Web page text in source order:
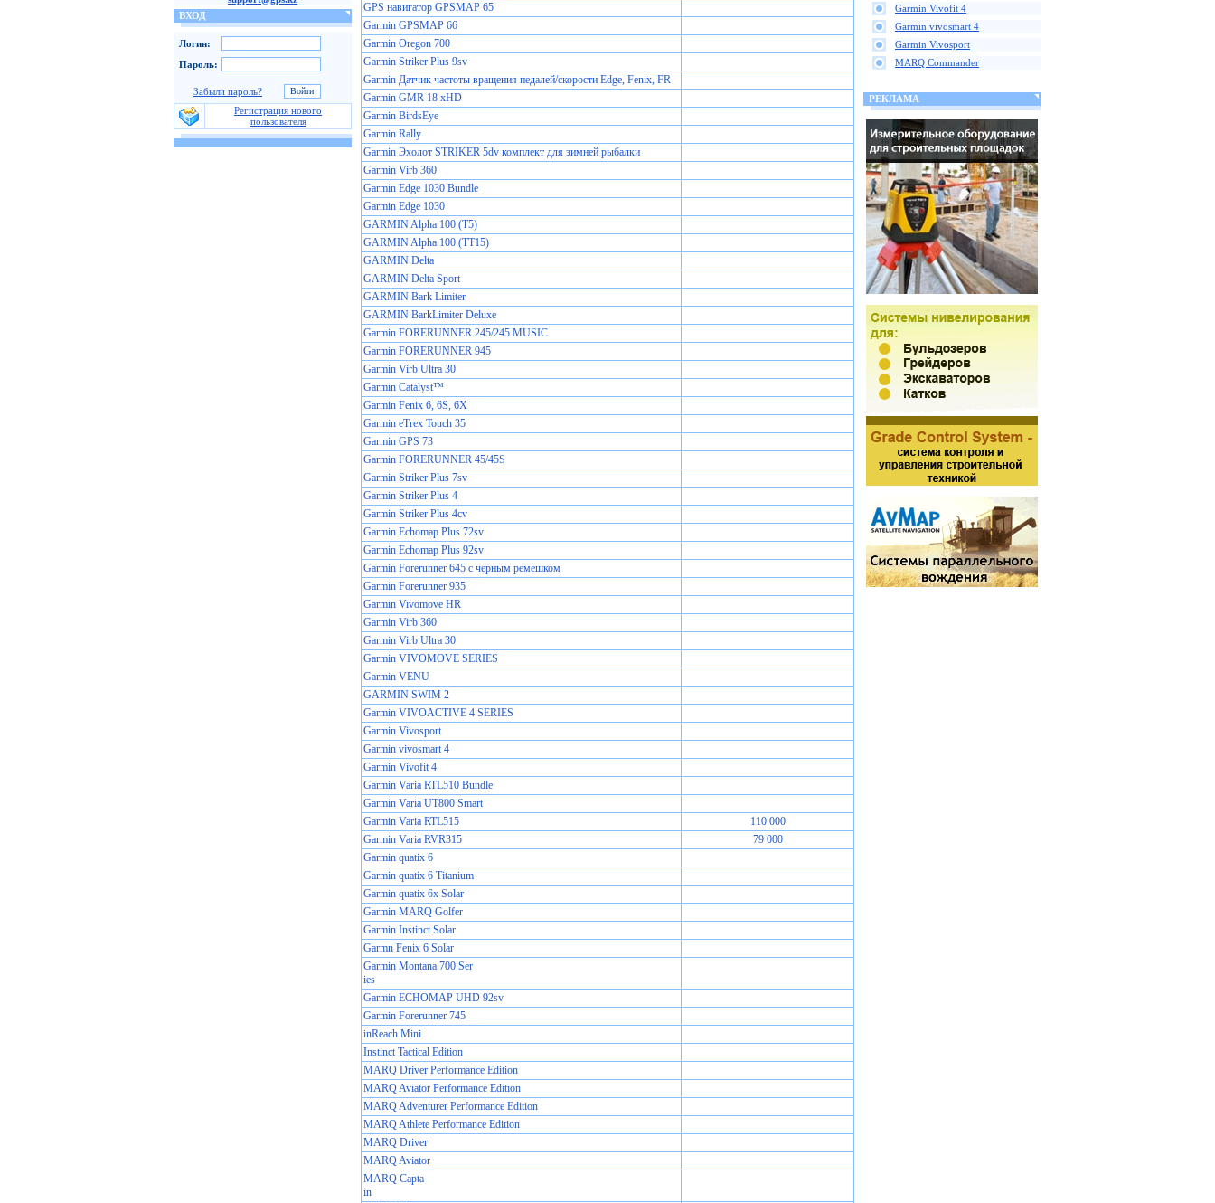
ВХОД
Логин:
Пароль:
Забыли пароль?
Регистрация нового
пользователя
GPS навигатор GPSMAP 65
Garmin GPSMAP 66
Garmin Oregon 700
Garmin Striker Plus 9sv
Garmin Датчик частоты вращения педалей/скорости Edge, Fenix, FR
Garmin GMR 18 xHD
Garmin BirdsEye
Garmin Rally
Garmin Эхолот STRIKER 5dv комплект для зимней рыбалки
Garmin Virb 360
Garmin Edge 1030 Bundle
Garmin Edge 1030
GARMIN Alpha 100 (T5)
GARMIN Alpha 100 (TT15)
GARMIN Delta
GARMIN Delta Sport
GARMIN Bark Limiter
GARMIN BarkLimiter Deluxe
Garmin FORERUNNER 245/245 MUSIC
Garmin FORERUNNER 945
Garmin Virb Ultra 30
Garmin Catalyst™
Garmin Fenix 6, 6S, 6X
Garmin eTrex Touch 35
Garmin GPS 73
Garmin FORERUNNER 45/45S
Garmin Striker Plus 7sv
Garmin Striker Plus 4
Garmin Striker Plus 4cv
Garmin Echomap Plus 72sv
Garmin Echomap Plus 92sv
Garmin Forerunner 645 с черным ремешком
Garmin Forerunner 935
Garmin Vivomove HR
Garmin Virb 360
Garmin Virb Ultra 30
Garmin VIVOMOVE SERIES
Garmin VENU
GARMIN SWIM 2
Garmin VIVOACTIVE 4 SERIES
Garmin Vivosport
Garmin vivosmart 4
Garmin Vivofit 4
Garmin Varia RTL510 Bundle
Garmin Varia UT800 Smart
Garmin Varia RTL515
110 000
Garmin Varia RVR315
79 000
Garmin quatix 6
Garmin quatix 6 Titanium
Garmin quatix 6x Solar
Garmin MARQ Golfer
Garmin Instinct Solar
Garmn Fenix 6 Solar
Garmin Montana 700 Ser
ies
Garmin ECHOMAP UHD 92sv
Garmin Forerunner 745
inReach Mini
Instinct Tactical Edition
MARQ Driver Performance Edition
MARQ Aviator Performance Edition
MARQ Adventurer Performance Edition
MARQ Athlete Performance Edition
MARQ Driver
MARQ Aviator
MARQ Capta
in
Garmin Vivofit 4
Garmin vivosmart 4
Garmin Vivosport
MARQ Commander
РЕКЛАМА